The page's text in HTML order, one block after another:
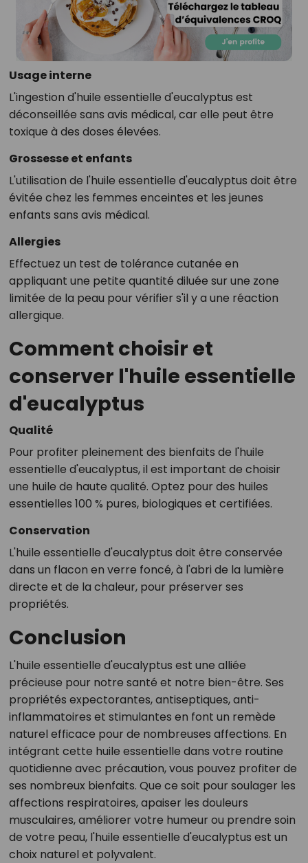
Usage interne
L'ingestion d'huile essentielle d'eucalyptus est
déconseillée sans avis médical, car elle peut être
toxique à des doses élevées.
Grossesse et enfants
L'utilisation de l'huile essentielle d'eucalyptus doit être
évitée chez les femmes enceintes et les jeunes
enfants sans avis médical.
Allergies
Effectuez un test de tolérance cutanée en
appliquant une petite quantité diluée sur une zone
limitée de la peau pour vérifier s'il y a une réaction
allergique.
Comment choisir et
conserver l'huile essentielle
d'eucalyptus
Qualité
Pour profiter pleinement des bienfaits de l'huile
essentielle d'eucalyptus, il est important de choisir
une huile de haute qualité. Optez pour des huiles
essentielles 100 % pures, biologiques et certifiées.
Conservation
L'huile essentielle d'eucalyptus doit être conservée
dans un flacon en verre foncé, à l'abri de la lumière
directe et de la chaleur, pour préserver ses
propriétés.
Conclusion
L'huile essentielle d'eucalyptus est une alliée
précieuse pour notre santé et notre bien-être. Ses
propriétés expectorantes, antiseptiques, anti-
inflammatoires et stimulantes en font un remède
naturel efficace pour de nombreuses affections. En
intégrant cette huile essentielle dans votre routine
quotidienne avec précaution, vous pouvez profiter de
ses nombreux bienfaits. Que ce soit pour soulager les
affections respiratoires, apaiser les douleurs
musculaires, améliorer votre humeur ou prendre soin
de votre peau, l'huile essentielle d'eucalyptus est un
choix naturel et polyvalent.